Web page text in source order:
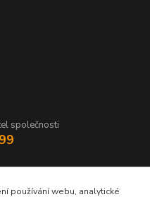
společnosti
používání webu, analytické